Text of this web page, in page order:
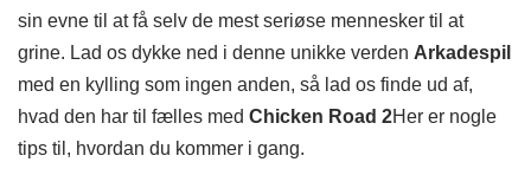
sin evne til at få selv de mest seriøse mennesker til at
grine. Lad os dykke ned i denne unikke verden Arkadespil
med en kylling som ingen anden, så lad os finde ud af,
hvad den har til fælles med Chicken Road 2Her er nogle
tips til, hvordan du kommer i gang.